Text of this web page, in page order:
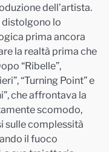
dell’artista.
distolgono lo
prima ancora
la realtà prima che
“Ribelle”,
“Turning Point” e
che affrontava la
scomodo,
sulle complessità
il fuoco